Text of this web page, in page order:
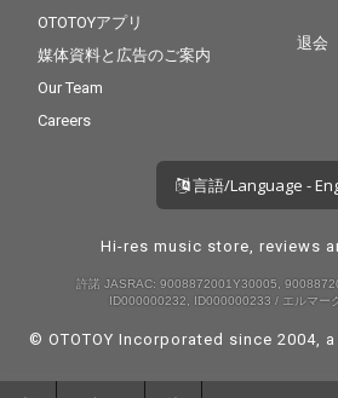
OTOTOYアプリ
媒体資料と広告のご案内
Our Team
Careers
退会
言語/Language -
Hi-res music store, reviews
許諾 JASRAC: 9008872001Y30005,
ID000000232, ID000000233 / エルマー
© OTOTOY Incorporated since 2004, a